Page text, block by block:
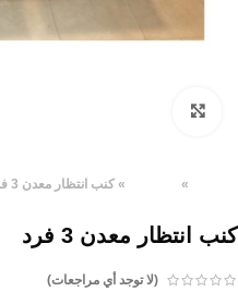
»
» كنب انتظار معدن 3 فرد
كنب انتظار معدن 3 فرد
(لا توجد أي مراجعات)